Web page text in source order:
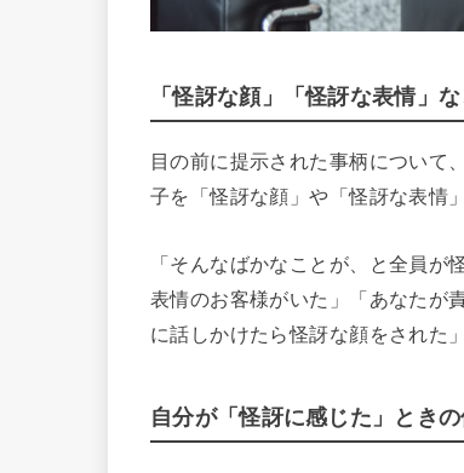
「怪訝な顔」「怪訝な表情」
目の前に提示された事柄について
子を「怪訝な顔」や「怪訝な表情
「そんなばかなことが、と全員
表情のお客様がいた」「あなたが
に話しかけたら怪訝な顔をされた
自分が「怪訝に感じた」とき